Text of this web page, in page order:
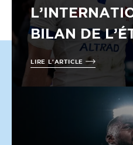
BILAN DE
LIRE L'ARTICLE